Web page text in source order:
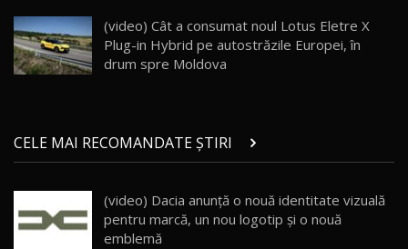
AutoBlog.MD
23:36
20
Noul ZEEKR 7X / Test Drive AutoBlog.MD
29:08
21
AutoBlog.MD
16:59
22
Noua Mazda 6e / Test Drive AutoBlog.MD
26:59
(video) Cât a consumat noul Lotus Eletre X
Plug-in Hybrid pe autostrăzile Europei, în
drum spre Moldova
CELE MAI RECOMANDATE ȘTIRI
(video) Dacia anunţă o nouă identitate vizuală
pentru marcă, un nou logotip şi o nouă
emblemă